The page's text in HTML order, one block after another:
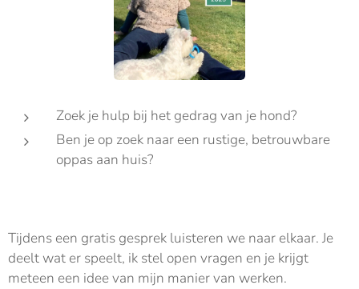
Zoek je hulp bij het gedrag van je hond?
Ben je op zoek naar een rustige, betrouwbare
oppas aan huis?
Tijdens een gratis gesprek luisteren we naar elkaar. Je
deelt wat er speelt, ik stel open vragen en je krijgt
meteen een idee van mijn manier van werken.